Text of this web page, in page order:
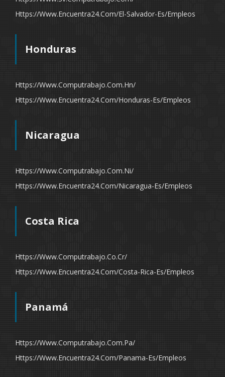
Https://www.encuentra24.com/el-Salvador-Es/empleos
Honduras
Https://www.computrabajo.com.hn/
Https://www.encuentra24.com/honduras-Es/empleos
Nicaragua
Https://www.computrabajo.com.ni/
Https://www.encuentra24.com/nicaragua-Es/empleos
Costa Rica
Https://www.computrabajo.co.cr/
Https://www.encuentra24.com/costa-Rica-Es/empleos
Panamá
Https://www.computrabajo.com.pa/
Https://www.encuentra24.com/panama-Es/empleos